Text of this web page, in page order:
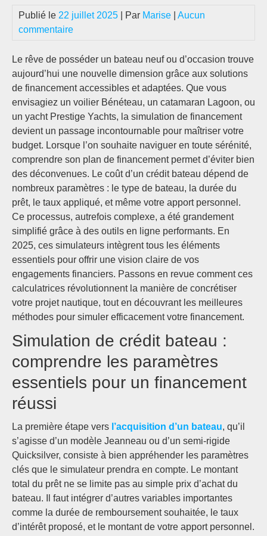
Publié le 22 juillet 2025 | Par Marise
Aucun
commentaire
Le rêve de posséder un bateau neuf ou d’occasion trouve
aujourd’hui une nouvelle dimension grâce aux solutions
de financement accessibles et adaptées. Que vous
envisagiez un voilier Bénéteau, un catamaran Lagoon, ou
un yacht Prestige Yachts, la simulation de financement
devient un passage incontournable pour maîtriser votre
budget. Lorsque l’on souhaite naviguer en toute sérénité,
comprendre son plan de financement permet d’éviter bien
des déconvenues. Le coût d’un crédit bateau dépend de
nombreux paramètres : le type de bateau, la durée du
prêt, le taux appliqué, et même votre apport personnel.
Ce processus, autrefois complexe, a été grandement
simplifié grâce à des outils en ligne performants. En
2025, ces simulateurs intègrent tous les éléments
essentiels pour offrir une vision claire de vos
engagements financiers. Passons en revue comment ces
calculatrices révolutionnent la manière de concrétiser
votre projet nautique, tout en découvrant les meilleures
méthodes pour simuler efficacement votre financement.
Simulation de crédit bateau :
comprendre les paramètres
essentiels pour un financement
réussi
La première étape vers l’acquisition d’un bateau, qu’il
s’agisse d’un modèle Jeanneau ou d’un semi-rigide
Quicksilver, consiste à bien appréhender les paramètres
clés que le simulateur prendra en compte. Le montant
total du prêt ne se limite pas au simple prix d’achat du
bateau. Il faut intégrer d’autres variables importantes
comme la durée de remboursement souhaitée, le taux
d’intérêt proposé, et le montant de votre apport personnel.